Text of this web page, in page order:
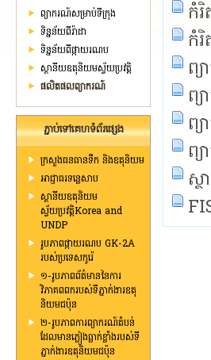
ព្យាករណ៍សម្រាប់ទីក្រុង
ទិន្នន័យពីរ៉ាដា
ទិន្នន័យពីផ្កាយរណប
ស្ថានីយ​ឧតុនិយមស្វ័យប្រវត្តិ
ផលិតផលព្យាករណ៍
ភ្ជាប់ទៅគេហទំព័រផ្សេង
ក្រសួងធនធានទឹក និងឧតុនិយម
អាជ្ញាធរទន្លេសាប
ស្ថានីយឧតុនិយម
ស្វ័យប្រវត្តិKorea and
UNDP
រូបភាពផ្កាយរណប GK-2A
របស់ប្រទេសកូរ៉េ
១-រូបភាពព័ត៌មាននៃការ
វិភាគពពករបស់ទីភ្នាក់ងារឧតុ
និយមជប៉ុន
២-រូបភាពការព្យាករណ៍តំបន់
ដែលមានភ្លៀងធ្លាក់ខ្លាំងរបស់ទី
ភ្នាក់ងារឧតុនិយមជប៉ុន
កំរិ
កំរិ
ព្
ព្
ព្
ព្
ស្